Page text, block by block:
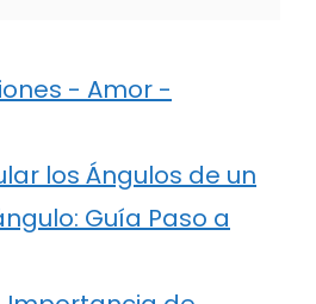
- Amor -
los Ángulos de un
Guía Paso a